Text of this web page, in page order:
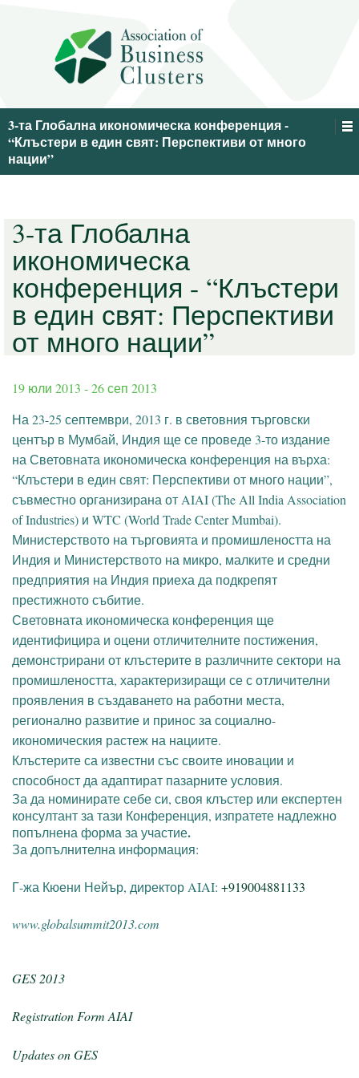
3-та Глобална икономическа конференция -
“Клъстери в един свят: Перспективи от много
нации”
3-та Глобална
икономическа
конференция - “Клъстери
в един свят: Перспективи
от много нации”
19 юли 2013 -26 сеп 2013
На 23-25 септември, 2013 г. в световния търговски
център в Мумбай, Индия ще се проведе 3-то издание
на Световната икономическа конференция на върха:
“Клъстери в един свят: Перспективи от много нации”,
съвместно организирана от AIAI (The All India Association
of Industries) и WTC (World Trade Center Mumbai).
Министерството на търговията и промишлеността на
Индия и Министерството на микро, малките и средни
предприятия на Индия приеха да подкрепят
престижното събитие.
Световната икономическа конференция ще
идентифицира и оцени отличителните постижения,
демонстрирани от клъстерите в различните сектори на
промишлеността, характеризиращи се с отличителни
проявления в създаването на работни места,
регионално развитие и принос за социално-
икономическия растеж на нациите.
Клъстерите са известни със своите иновации и
способност да адаптират пазарните условия.
За да номинирате себе си, своя клъстер или експертен
консултант за тази Конференция, изпратете надлежно
попълнена форма за участие.
За допълнителна информация:
Г-жа Кюени Нейър, директор AIAI: +919004881133
www.globalsummit2013.com
GES 2013
Registration Form AIAI
Updates on GES